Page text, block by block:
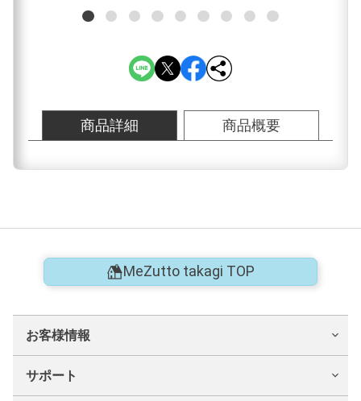
商品詳細 商品概要
MeZutto takagi TOP
お客様情報
サポート